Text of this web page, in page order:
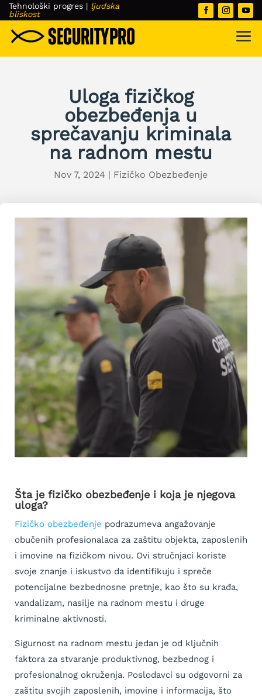
Tehnološki progres | ljudska
bliskost
Uloga fizičkog
obezbeđenja u
sprečavanju kriminala
na radnom mestu
Nov 7, 2024 | Fizičko Obezbeđenje
Šta je fizičko obezbeđenje i koja je njegova
uloga?
Fizičko obezbeđenje podrazumeva angažovanje
obučenih profesionalaca za zaštitu objekta, zaposlenih
i imovine na fizičkom nivou. Ovi stručnjaci koriste
svoje znanje i iskustvo da identifikuju i spreče
potencijalne bezbednosne pretnje, kao što su krađa,
vandalizam, nasilje na radnom mestu i druge
kriminalne aktivnosti.
Sigurnost na radnom mestu jedan je od ključnih
faktora za stvaranje produktivnog, bezbednog i
profesionalnog okruženja. Poslodavci su odgovorni za
zaštitu svojih zaposlenih, imovine i informacija, što